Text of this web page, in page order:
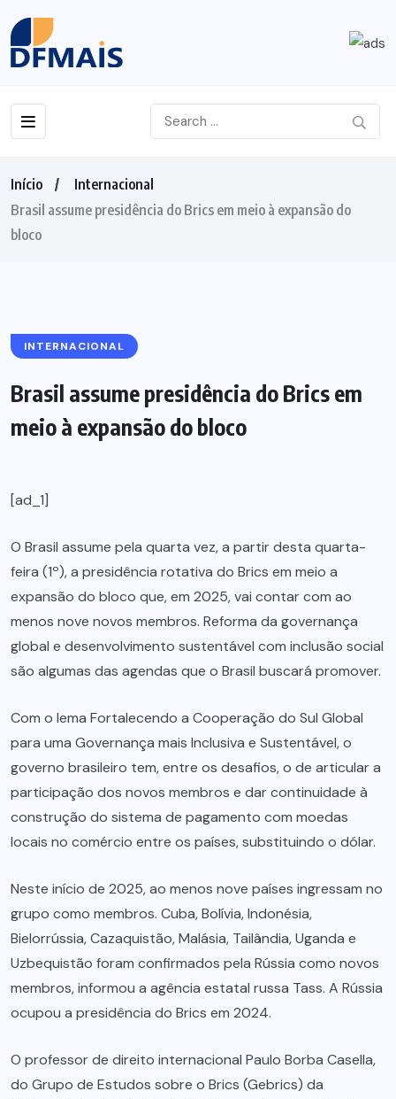
Início
Internacional
Brasil assume presidência do Brics em meio à expansão do
bloco
INTERNACIONAL
Brasil assume presidência do Brics em
meio à expansão do bloco
[ad_1]
O Brasil assume pela quarta vez, a partir desta quarta-
feira (1º), a presidência rotativa do Brics em meio a
expansão do bloco que, em 2025, vai contar com ao
menos nove novos membros. Reforma da governança
global e desenvolvimento sustentável com inclusão social
são algumas das agendas que o Brasil buscará promover.
Com o lema Fortalecendo a Cooperação do Sul Global
para uma Governança mais Inclusiva e Sustentável, o
governo brasileiro tem, entre os desafios, o de articular a
participação dos novos membros e dar continuidade à
construção do sistema de pagamento com moedas
locais no comércio entre os países, substituindo o dólar.
Neste início de 2025, ao menos nove países ingressam no
grupo como membros. Cuba, Bolívia, Indonésia,
Bielorrússia, Cazaquistão, Malásia, Tailândia, Uganda e
Uzbequistão foram confirmados pela Rússia como novos
membros, informou a agência estatal russa Tass. A Rússia
ocupou a presidência do Brics em 2024.
O professor de direito internacional Paulo Borba Casella,
do Grupo de Estudos sobre o Brics (Gebrics) da